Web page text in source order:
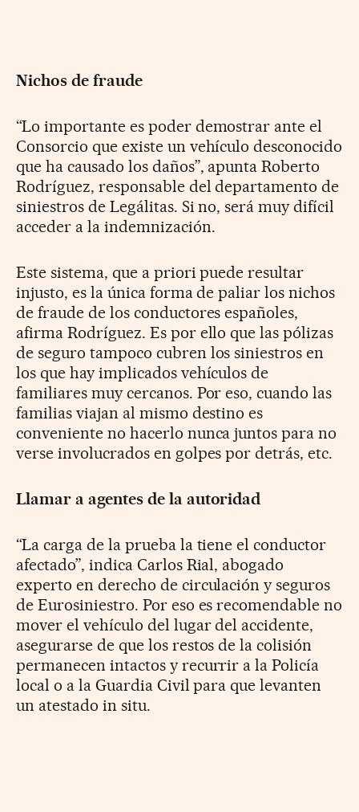
Nichos de fraude
“Lo importante es poder demostrar ante el
Consorcio que existe un vehículo desconocido
que ha causado los daños”, apunta Roberto
Rodríguez, responsable del departamento de
siniestros de Legálitas. Si no, será muy difícil
acceder a la indemnización.
Este sistema, que a priori puede resultar
injusto, es la única forma de paliar los nichos
de fraude de los conductores españoles,
afirma Rodríguez. Es por ello que las pólizas
de seguro tampoco cubren los siniestros en
los que hay implicados vehículos de
familiares muy cercanos. Por eso, cuando las
familias viajan al mismo destino es
conveniente no hacerlo nunca juntos para no
verse involucrados en golpes por detrás, etc.
Llamar a agentes de la autoridad
“La carga de la prueba la tiene el conductor
afectado”, indica Carlos Rial, abogado
experto en derecho de circulación y seguros
de Eurosiniestro. Por eso es recomendable no
mover el vehículo del lugar del accidente,
asegurarse de que los restos de la colisión
permanecen intactos y recurrir a la Policía
local o a la Guardia Civil para que levanten
un atestado in situ.